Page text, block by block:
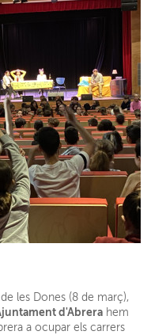
les Dones (8 de març),
d'Abrera hem
a ocupar els carrers